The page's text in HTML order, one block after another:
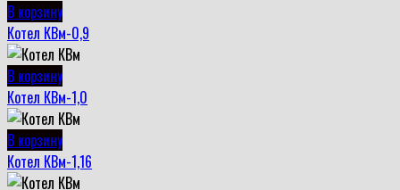
В корзину
Котел КВм-0,9
В корзину
Котел КВм-1,0
В корзину
Котел КВм-1,16